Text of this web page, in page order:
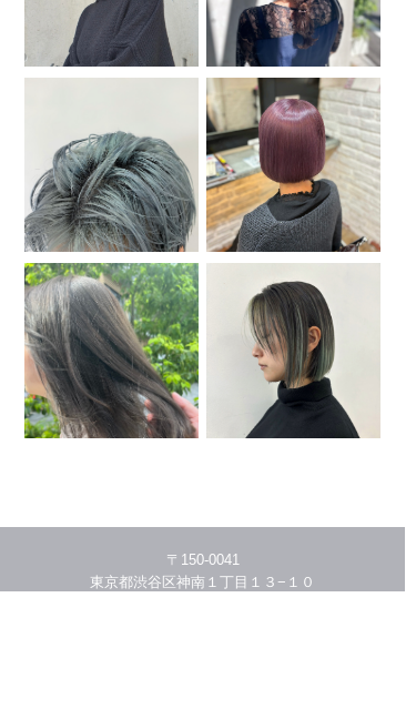
〒150-0041
東京都渋谷区神南１丁目１３−１０